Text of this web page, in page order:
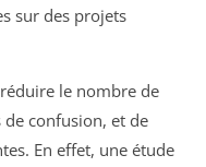
sur des projets
le nombre de
de confusion, et de
En effet, une étude